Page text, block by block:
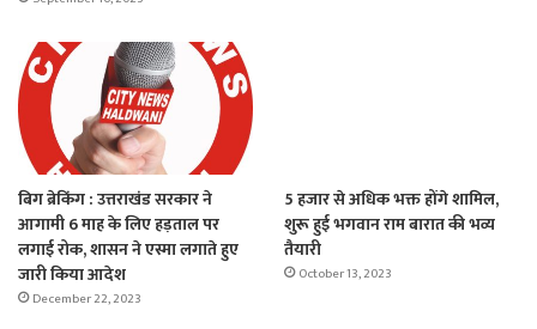
बिग ब्रेकिंग : उत्तराखंड सरकार ने
आगामी 6 माह के लिए हड़ताल पर
लगाई रोक, शासन ने एस्मा लगाते हुए
जारी किया आदेश
December 22, 2023
5 हजार से अधिक भक्त होंगे शामिल,
शुरू हुई भगवान राम बारात की भव्य
तैयारी
October 13, 2023